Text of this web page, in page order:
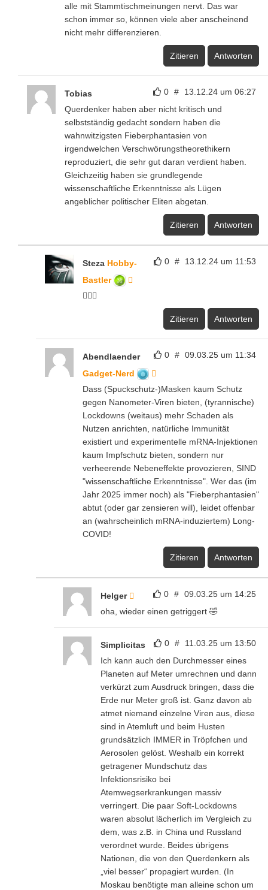
alle mit Stammtischmeinungen nervt. Das war
schon immer so, können viele aber anscheinend
nicht mehr differenzieren.
Zitieren Antworten
0 # 13.12.24 um 06:27
Tobias
Querdenker haben aber nicht kritisch und
selbstständig gedacht sondern haben die
wahnwitzigsten Fieberphantasien von
irgendwelchen Verschwörungstheorethikern
reproduziert, die sehr gut daran verdient haben.
Gleichzeitig haben sie grundlegende
wissenschaftliche Erkenntnisse als Lügen
angeblicher politischer Eliten abgetan.
Zitieren Antworten
0 # 13.12.24 um 11:53
Steza Hobby-
Bastler
👍🏻🧐
Zitieren Antworten
0 # 09.03.25 um 11:34
Abendlaender
Gadget-Nerd
Dass (Spuckschutz-)Masken kaum Schutz
gegen Nanometer-Viren bieten, (tyrannische)
Lockdowns (weitaus) mehr Schaden als
Nutzen anrichten, natürliche Immunität
existiert und experimentelle mRNA-Injektionen
kaum Impfschutz bieten, sondern nur
verheerende Nebeneffekte provozieren, SIND
"wissenschaftliche Erkenntnisse". Wer das (im
Jahr 2025 immer noch) als "Fieberphantasien"
abtut (oder gar zensieren will), leidet offenbar
an (wahrscheinlich mRNA-induziertem) Long-
COVID!
Zitieren Antworten
0 # 09.03.25 um 14:25
Helger
oha, wieder einen getriggert 🤣
0 # 11.03.25 um 13:50
Simplicitas
Ich kann auch den Durchmesser eines
Planeten auf Meter umrechnen und dann
verkürzt zum Ausdruck bringen, dass die
Erde nur Meter groß ist. Ganz davon ab
atmet niemand einzelne Viren aus, diese
sind in Atemluft und beim Husten
grundsätzlich IMMER in Tröpfchen und
Aerosolen gelöst. Weshalb ein korrekt
getragener Mundschutz das
Infektionsrisiko bei
Atemwegserkrankungen massiv
verringert. Die paar Soft-Lockdowns
waren absolut lächerlich im Vergleich zu
dem, was z.B. in China und Russland
verordnet wurde. Beides übrigens
Nationen, die von den Querdenkern als
„viel besser“ propagiert wurden. (In
Moskau benötigte man alleine schon um